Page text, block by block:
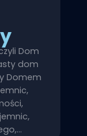
Dom
dom
Domem